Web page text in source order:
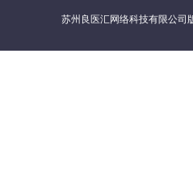
苏州良医汇网络科技有限公司